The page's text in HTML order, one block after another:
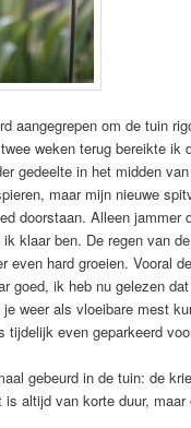
aangegrepen om de tuin
weken terug bereikte ik
gedeelte in het midden
maar mijn nieuwe
doorstaan. Alleen jammer
klaar ben. De regen van
even hard groeien. Vooral
goed, ik heb nu gelezen
weer als vloeibare mest
tijdelijk even geparkeerd
gebeurd in de tuin: de
is altijd van korte duur, maar